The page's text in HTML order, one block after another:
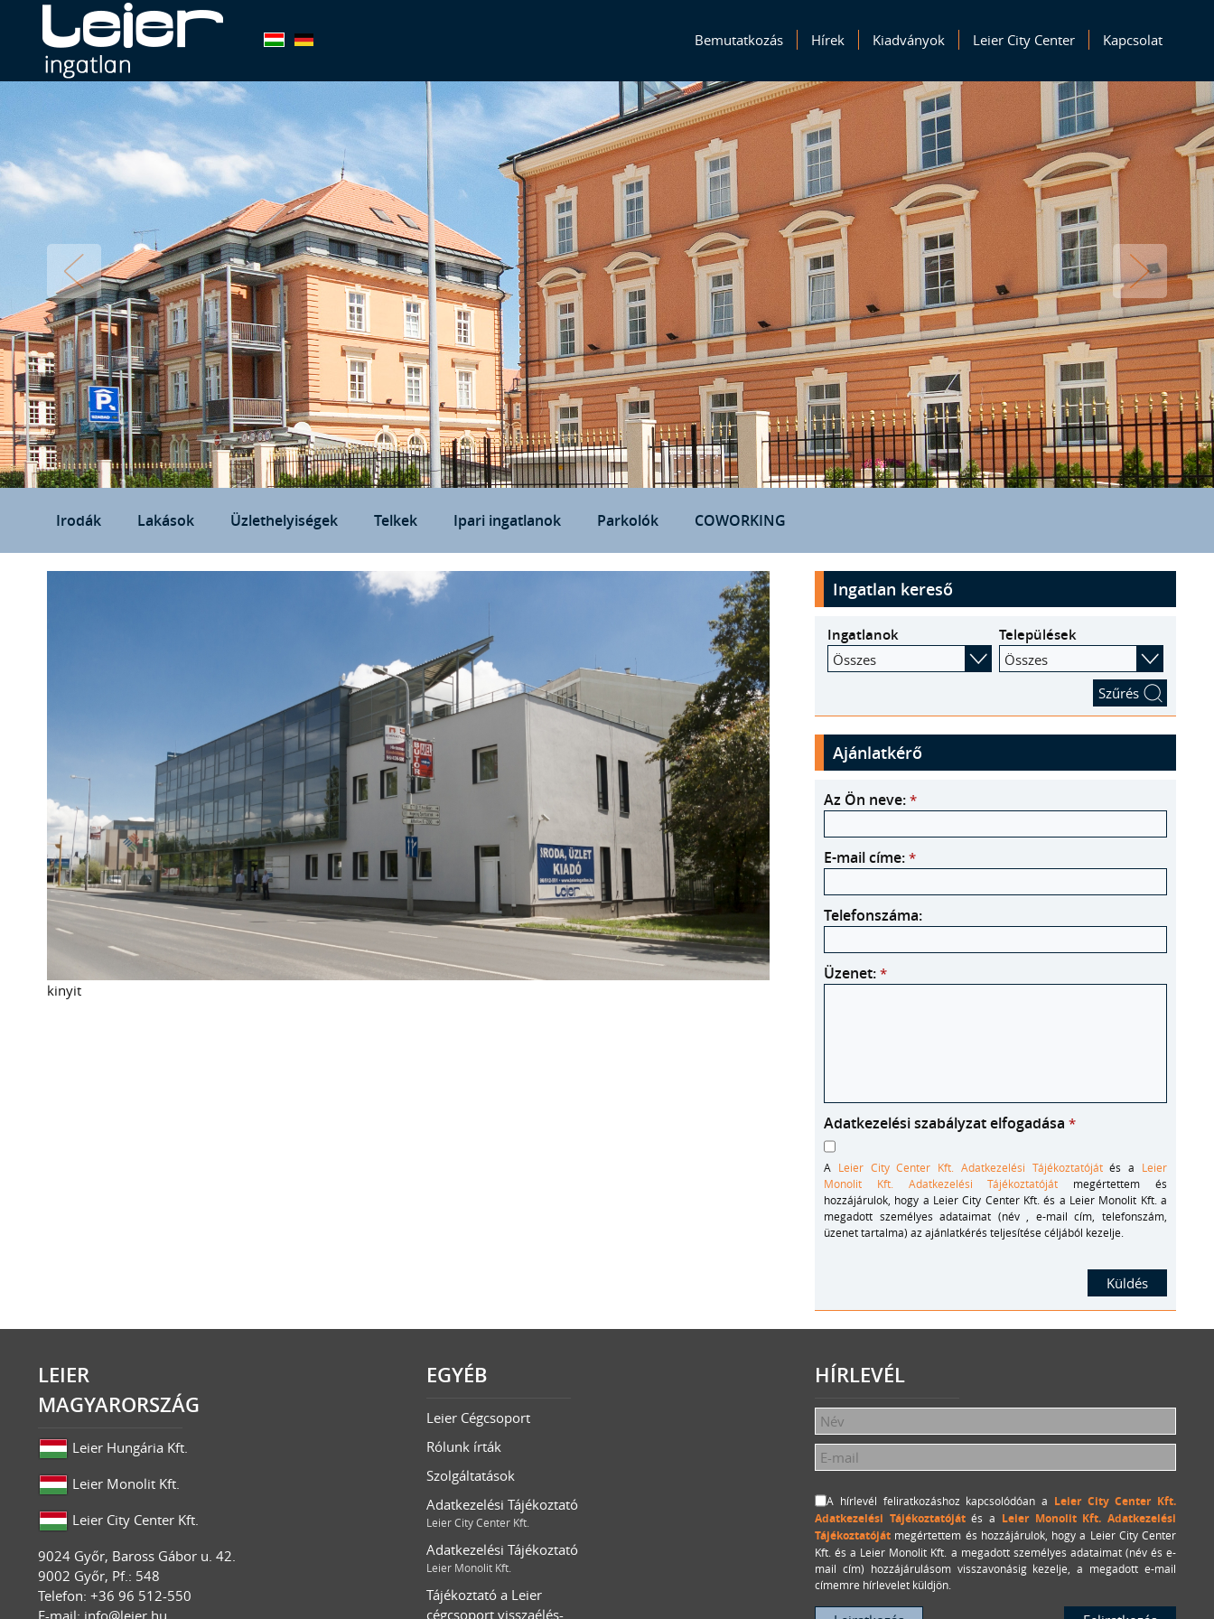
Bemutatkozás Hírek Kiadványok Leier City Center Kapcsolat
Irodák Lakások Üzlethelyiségek Telkek Ipari ingatlanok Parkolók COWORKING
kinyit
Ingatlan kereső
Ingatlanok
Összes
Települések
Összes
Ajánlatkérő
Az Ön neve: *
E-mail címe: *
Telefonszáma:
Üzenet: *
Adatkezelési szabályzat elfogadása *
A Leier City Center Kft. Adatkezelési Tájékoztatójátés a Leier
Monolit Kft. Adatkezelési Tájékoztatóját megértettem és
hozzájárulok, hogy a Leier City Center Kft. és a Leier Monolit Kft. a
megadott személyes adataimat (név , e-mail cím, telefonszám,
üzenet tartalma) az ajánlatkérés teljesítése céljából kezelje.
LEIER
MAGYARORSZÁG
Leier Hungária Kft.
Leier Monolit Kft.
Leier City Center Kft.
9024 Győr, Baross Gábor u. 42.
9002 Győr, Pf.: 548
Telefon: +36 96 512-550
E-mail: info@leier.hu
EGYÉB
Leier Cégcsoport
Rólunk írták
Szolgáltatások
Adatkezelési Tájékoztató
Leier City Center Kft.
Adatkezelési Tájékoztató
Leier Monolit Kft.
Tájékoztató a Leier
cégcsoport visszaélés-
HÍRLEVÉL
A hírlevél feliratkozáshoz kapcsolódóan a Leier City Center Kft.
Adatkezelési Tájékoztatójátés a Leier Monolit Kft. Adatkezelési
Tájékoztatóját megértettem és hozzájárulok, hogy a Leier City Center
Kft. és a Leier Monolit Kft. a megadott személyes adataimat (név és e-
mail cím) hozzájárulásom visszavonásig kezelje, a megadott e-mail
címemre hírlevelet küldjön.